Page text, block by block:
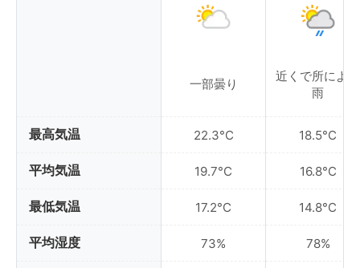
最高気温
平均気温
最低気温
平均湿度
一部曇り
22.3°C
19.7°C
17.2°C
73%
近くで所により
雨
18.5°C
16.8°C
14.8°C
78%